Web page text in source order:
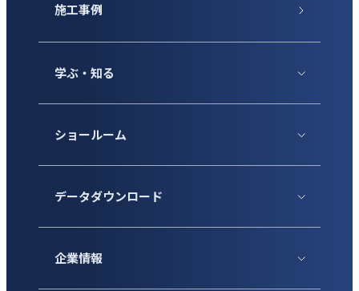
施工事例
学ぶ・知る
ショールーム
データダウンロード
企業情報